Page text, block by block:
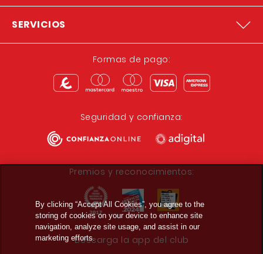
SERVICIOS
Formas de pago:
Seguridad y confianza:
Premios y reconocimientos:
Descarga la app del club
By clicking “Accept All Cookies”, you agree to the
storing of cookies on your device to enhance site
navigation, analyze site usage, and assist in our
marketing efforts.